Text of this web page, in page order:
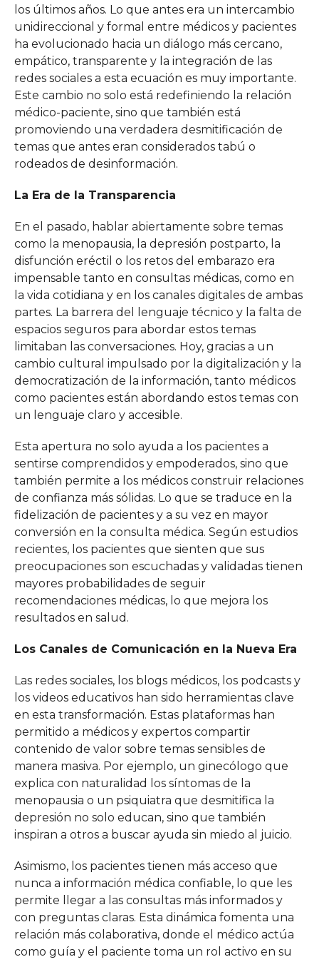
los últimos años. Lo que antes era un intercambio
unidireccional y formal entre médicos y pacientes
ha evolucionado hacia un diálogo más cercano,
empático, transparente y la integración de las
redes sociales a esta ecuación es muy importante.
Este cambio no solo está redefiniendo la relación
médico-paciente, sino que también está
promoviendo una verdadera desmitificación de
temas que antes eran considerados tabú o
rodeados de desinformación.
La Era de la Transparencia
En el pasado, hablar abiertamente sobre temas
como la menopausia, la depresión postparto, la
disfunción eréctil o los retos del embarazo era
impensable tanto en consultas médicas, como en
la vida cotidiana y en los canales digitales de ambas
partes. La barrera del lenguaje técnico y la falta de
espacios seguros para abordar estos temas
limitaban las conversaciones. Hoy, gracias a un
cambio cultural impulsado por la digitalización y la
democratización de la información, tanto médicos
como pacientes están abordando estos temas con
un lenguaje claro y accesible.
Esta apertura no solo ayuda a los pacientes a
sentirse comprendidos y empoderados, sino que
también permite a los médicos construir relaciones
de confianza más sólidas. Lo que se traduce en la
fidelización de pacientes y a su vez en mayor
conversión en la consulta médica. Según estudios
recientes, los pacientes que sienten que sus
preocupaciones son escuchadas y validadas tienen
mayores probabilidades de seguir
recomendaciones médicas, lo que mejora los
resultados en salud.
Los Canales de Comunicación en la Nueva Era
Las redes sociales, los blogs médicos, los podcasts y
los videos educativos han sido herramientas clave
en esta transformación. Estas plataformas han
permitido a médicos y expertos compartir
contenido de valor sobre temas sensibles de
manera masiva. Por ejemplo, un ginecólogo que
explica con naturalidad los síntomas de la
menopausia o un psiquiatra que desmitifica la
depresión no solo educan, sino que también
inspiran a otros a buscar ayuda sin miedo al juicio.
Asimismo, los pacientes tienen más acceso que
nunca a información médica confiable, lo que les
permite llegar a las consultas más informados y
con preguntas claras. Esta dinámica fomenta una
relación más colaborativa, donde el médico actúa
como guía y el paciente toma un rol activo en su